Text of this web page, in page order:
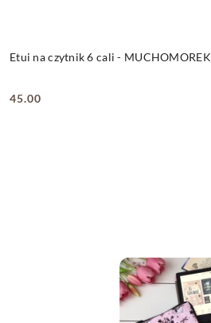
Etui na czytnik 6 cali - MUCHOMOREK
Cena:
45.00